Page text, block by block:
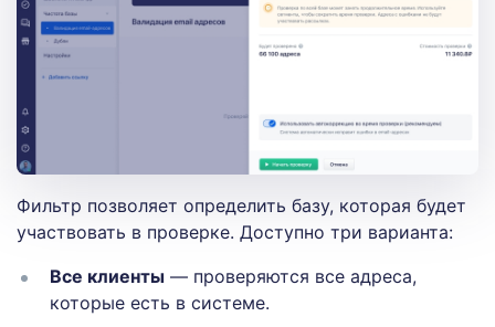
Фильтр позволяет определить базу, которая будет
участвовать в проверке. Доступно три варианта:
Все клиенты — проверяются все адреса,
которые есть в системе.